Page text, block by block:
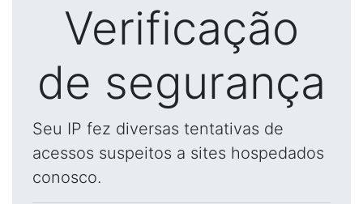
Verificação
de segurança
Seu IP fez diversas tentativas de
acessos suspeitos a sites hospedados
conosco.